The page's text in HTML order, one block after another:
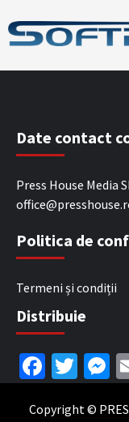
Date contact
Press House Media
Politica de
Termeni și condiții
Distribuie
Copyright ©